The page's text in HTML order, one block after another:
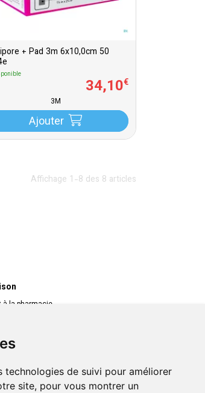
de suivi pour améliorer
site, pour vous montrer un
+ Pad 3m 6x10,0cm 50
34,10€
3M
Ajouter
Affichage 1-8 des 8 articles
à la pharmacie
dans un Point Relais